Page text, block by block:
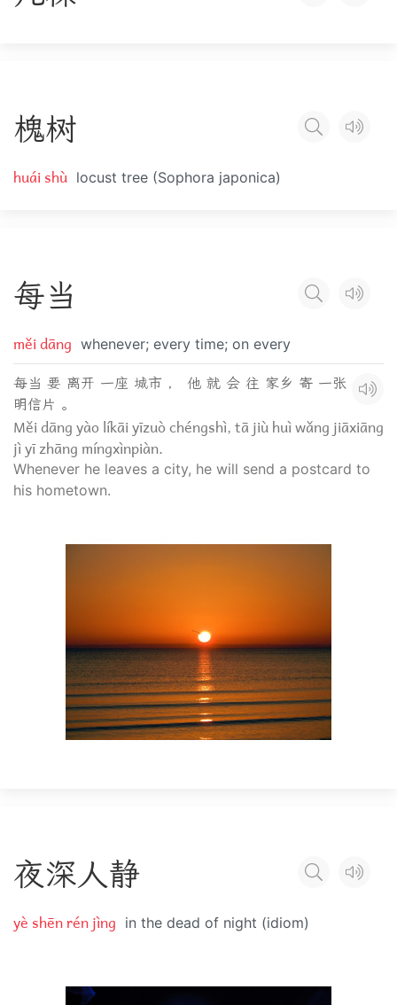
槐树
huái shù locust tree (Sophora japonica)
每当
měi dāng whenever; every time; on every
每当 要 离开 一座 城市 ， 他 就 会 往 家乡 寄 一张
明信片 。
Měi dāng yào líkāi yīzuò chéngshì, tā jiù huì wǎng jiāxiāng
jì yī zhāng míngxìnpiàn.
Whenever he leaves a city, he will send a postcard to
his hometown.
夜深人静
yè shēn rén jìng in the dead of night (idiom)